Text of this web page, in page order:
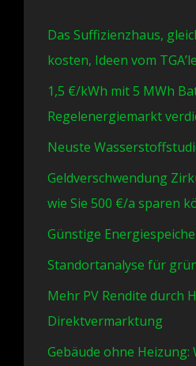
Das Suffizienzhaus,
kosten, Ideen vom
1,5 €/kWh mit 5 MWh
Regelenergiemarkt
Neuste
Geldverschwendung
wie Sie 500 €/a sparen
Günstige
Standortanalyse für
Mehr PV Rendite durch
Direktvermarktung
Gebäude ohne Heizung: